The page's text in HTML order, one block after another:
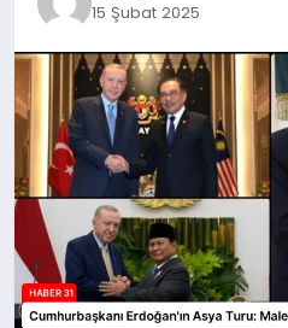
15 Şubat 2025